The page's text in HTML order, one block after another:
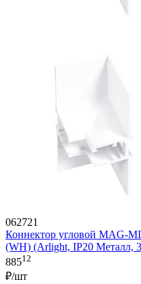
062721
Коннектор угловой MAG-
(WH) (Arlight, IP20 Металл,
88512
₽/шт